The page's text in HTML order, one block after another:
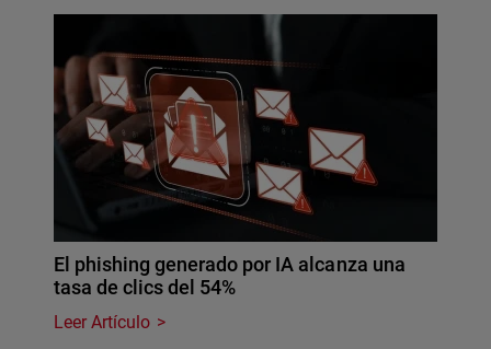
El phishing generado por IA alcanza una
tasa de clics del 54%
Leer Artículo